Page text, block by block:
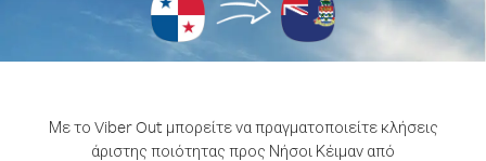
Με το Viber Out μπορείτε να πραγματοποιείτε κλήσεις
άριστης ποιότητας προς Νήσοι Κέιμαν από